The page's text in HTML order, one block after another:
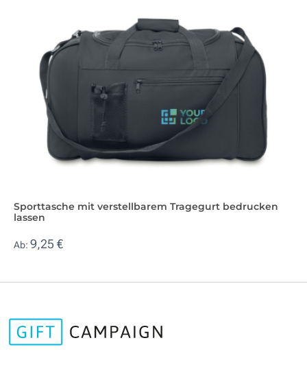
Sporttasche mit verstellbarem Tragegurt bedrucken
lassen
Ab: 9,25 €